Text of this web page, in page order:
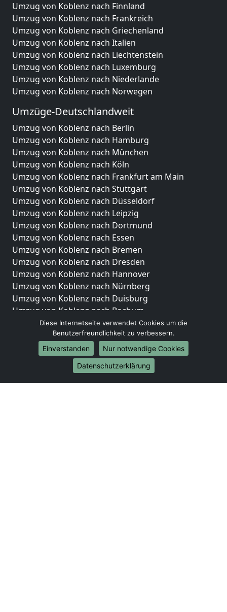
Umzug von Koblenz nach Finnland
Umzug von Koblenz nach Frankreich
Umzug von Koblenz nach Griechenland
Umzug von Koblenz nach Italien
Umzug von Koblenz nach Liechtenstein
Umzug von Koblenz nach Luxemburg
Umzug von Koblenz nach Niederlande
Umzug von Koblenz nach Norwegen
Umzüge-Deutschlandweit
Umzug von Koblenz nach Berlin
Umzug von Koblenz nach Hamburg
Umzug von Koblenz nach München
Umzug von Koblenz nach Köln
Umzug von Koblenz nach Frankfurt am Main
Umzug von Koblenz nach Stuttgart
Umzug von Koblenz nach Düsseldorf
Umzug von Koblenz nach Leipzig
Umzug von Koblenz nach Dortmund
Umzug von Koblenz nach Essen
Umzug von Koblenz nach Bremen
Umzug von Koblenz nach Dresden
Umzug von Koblenz nach Hannover
Umzug von Koblenz nach Nürnberg
Umzug von Koblenz nach Duisburg
Umzug von Koblenz nach Bochum
Umzug von Koblenz nach Wuppertal
Umzug von Koblenz nach Bielefeld
Umzug von Koblenz nach Bonn
Umzug von Koblenz nach Münster
Diese Internetseite verwendet Cookies um die
Benutzerfreundlichkeit zu verbessern.
Einverstanden
Nur notwendige Cookies
Datenschutzerklärung